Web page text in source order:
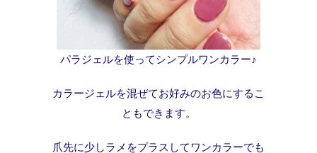
パラジェルを使ってシンプルワンカラー♪
カラージェルを混ぜてお好みのお色にするこ
ともできます。
爪先に少しラメをプラスしてワンカラーでも